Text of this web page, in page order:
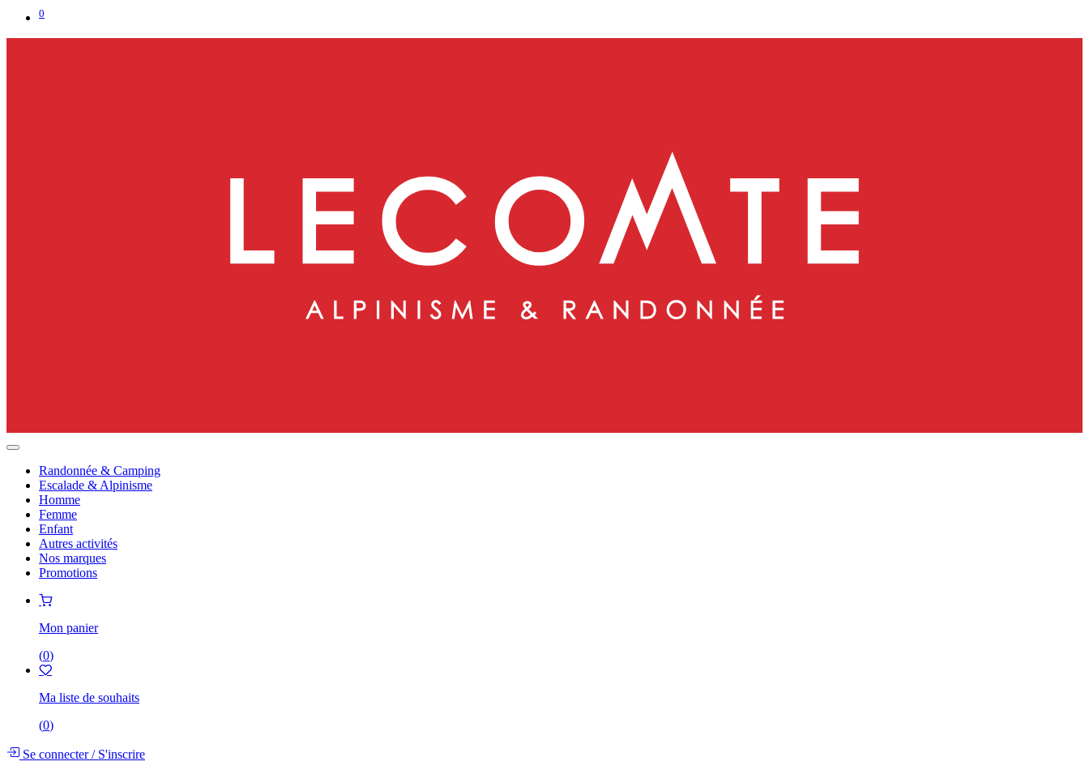
0
Randonnée & Camping
Escalade & Alpinisme
Homme
Femme
Enfant
Autres activités
Nos marques
Promotions
Mon panier
(0)
Ma liste de souhaits
(0)
Se connecter/S'inscrire